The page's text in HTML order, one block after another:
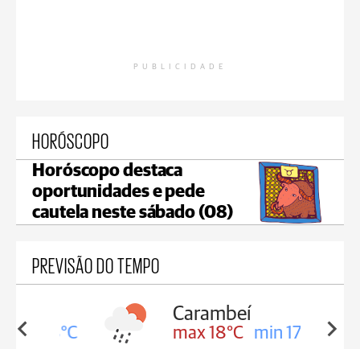
PUBLICIDADE
HORÓSCOPO
Horóscopo destaca
oportunidades e pede
cautela neste sábado (08)
PREVISÃO DO TEMPO
18°C
Carambeí
max 18°C min 17°C